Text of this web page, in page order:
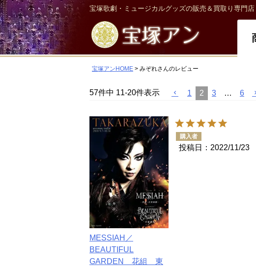
宝塚歌劇・ミュージカルグッズの販売＆買取り専門店
宝塚アンHOME みぞれさんのレビュー
57件中 11-20件表示 1 2 3 … 6
MESSIAH／
BEAUTIFUL
GARDEN 花組 東
購入者
投稿日 2022/11/23